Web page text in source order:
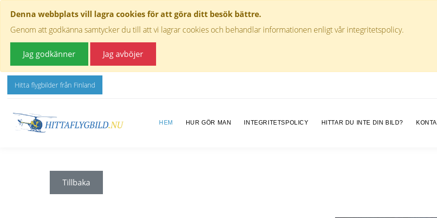
Denna webbplats vill lagra cookies för att göra ditt besök bättre.
Genom att godkänna samtycker du till att vi lagrar cookies och behandlar informationen enligt vår integritetspolicy.
Jag godkänner Jag avböjer
Hitta flygbilder från Finland
HEM HUR GÖR MAN INTEGRITETSPOLICY HITTAR DU INTE DIN BILD?
Tillbaka